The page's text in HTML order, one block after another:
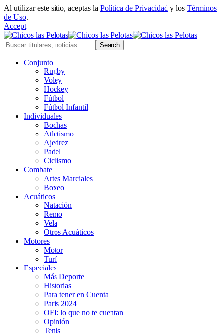
Al utilizar este sitio, aceptas la Política de Privacidad y los Términos
de Uso.
Accept
Conjunto
Rugby
Voley
Hockey
Fútbol
Fútbol Infantil
Individuales
Bochas
Atletismo
Ajedrez
Padel
Ciclismo
Combate
Artes Marciales
Boxeo
Acuáticos
Natación
Remo
Vela
Otros Acuáticos
Motores
Motor
Turf
Especiales
Más Deporte
Historias
Para tener en Cuenta
Paris 2024
OFI: lo que no te cuentan
Opinión
Tenis